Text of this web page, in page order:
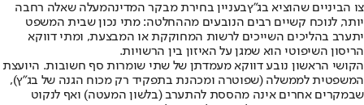
צו הביניים שהוציא בג"ץבעניין בחירת מבקר המדינהמעלה שאלה רחבה
יותר, לנוכח קשיים רבים הנובעים מההחלטה: מתי נכון שבית המשפט
יתערב בהליכים השייכים לרשות המחוקקת או המבצעת, ומתי דווקא
הריסון השיפוטי הוא שמגן על האיזון בין הרשויות.
הקושי הראשון נובע דווקא מעמדתן של שתי שומרות סף חשובות. היועצת
המשפטית לממשלה (שפוטרה ומכהנת בתפקיד רק מכוח הגנה של בג"ץ),
שבמקרים אחרים אינה מהססת להתערב (בלשון המעטה) ואף לנקוט